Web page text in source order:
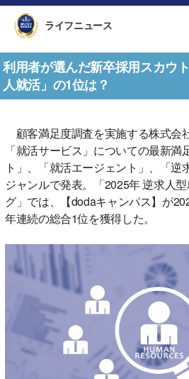
ライフニュース
利用者が選んだ新卒採用スカウ
人就活」の1位は？
顧客満足度調査を実施する株式会
「就活サービス」についての最新満
ト」、「就活エージェント」、「
ジャンルで発表。「2025年 逆求人
グ」では、【dodaキャンパス】が
年連続の総合1位を獲得した。